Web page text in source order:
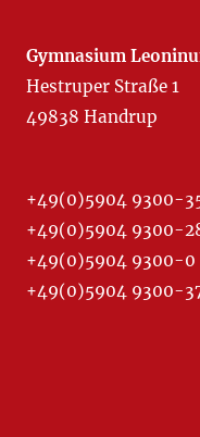
Gymnasium
Hestruper Straße 1
49838 Handrup
+49(0)5904 9300-
+49(0)5904 9300-
+49(0)5904 9300-0
+49(0)5904 9300-